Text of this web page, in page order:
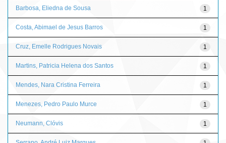
1
Barbosa, Eliedna de Sousa
1
Costa, Abimael de Jesus Barros
1
Cruz, Emelle Rodrigues Novais
1
Martins, Patricia Helena dos Santos
1
Mendes, Nara Cristina Ferreira
1
Menezes, Pedro Paulo Murce
1
Neumann, Clóvis